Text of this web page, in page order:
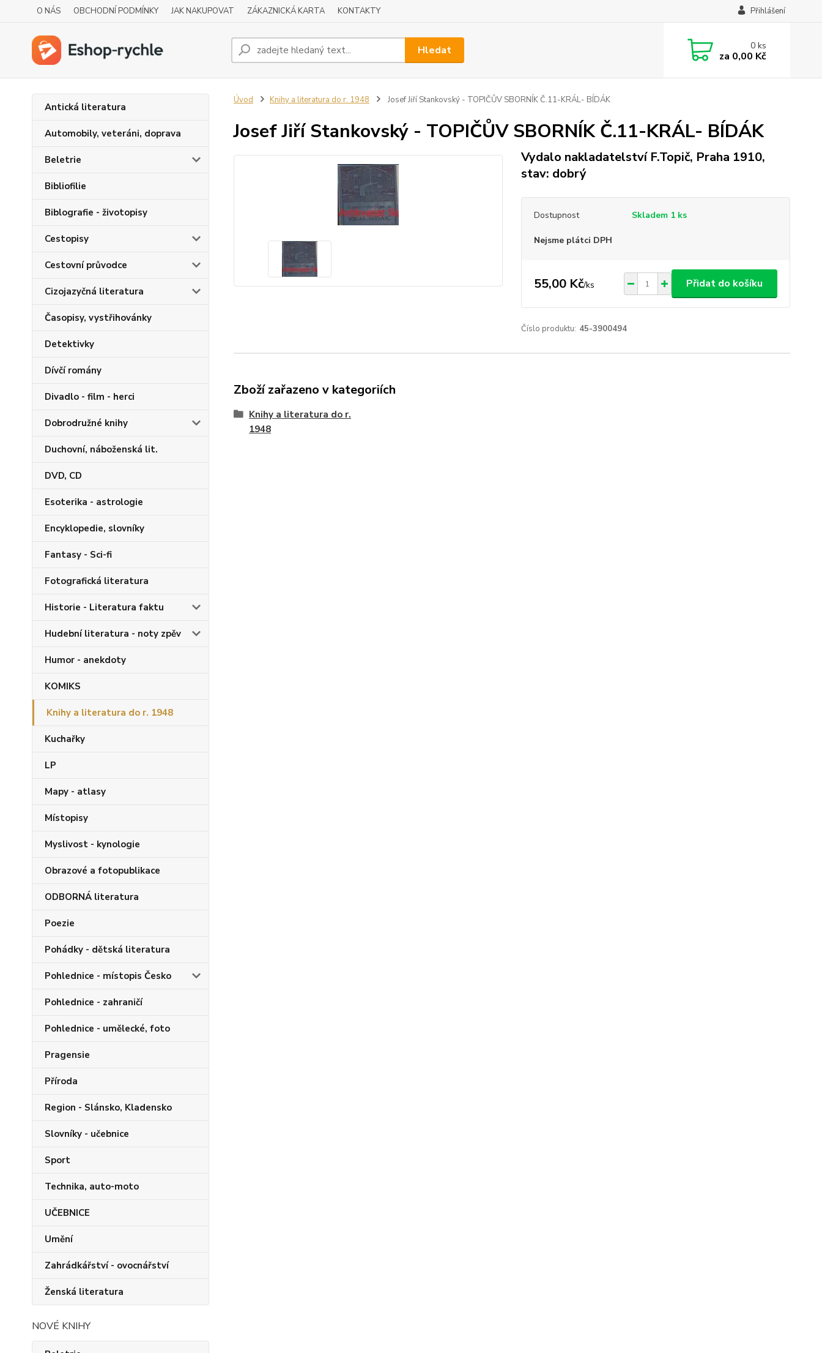
O NÁS OBCHODNÍ PODMÍNKY JAK NAKUPOVAT ZÁKAZNICKÁ KARTA KONTAKTY Přihlášení
Hledat 0ks
za 0,00 Kč
Antická literatura
Automobily, veteráni, doprava
Beletrie
Bibliofilie
Biblografie - životopisy
Cestopisy
Cestovní průvodce
Cizojazyčná literatura
Časopisy, vystřihovánky
Detektivky
Dívčí romány
Divadlo - film - herci
Dobrodružné knihy
Duchovní, náboženská lit.
DVD, CD
Esoterika - astrologie
Encyklopedie, slovníky
Fantasy - Sci-fi
Fotografická literatura
Historie - Literatura faktu
Hudební literatura - noty zpěv
Humor - anekdoty
KOMIKS
Knihy a literatura do r. 1948
Kuchařky
LP
Mapy - atlasy
Místopisy
Myslivost - kynologie
Obrazové a fotopublikace
ODBORNÁ literatura
Poezie
Pohádky - dětská literatura
Pohlednice - místopis Česko
Pohlednice - zahraničí
Pohlednice - umělecké, foto
Pragensie
Příroda
Region - Slánsko, Kladensko
Slovníky - učebnice
Sport
Technika, auto-moto
UČEBNICE
Umění
Zahrádkářství - ovocnářství
Ženská literatura
NOVÉ KNIHY
Úvod Knihy a literatura do r. 1948 Josef Jiří Stankovský - TOPIČŮV SBORNÍK Č.11-KRÁL- BÍDÁK
Josef Jiří Stankovský - TOPIČŮV SBORNÍK Č.11-KRÁL- BÍDÁK
Vydalo nakladatelství F.Topič, Praha 1910,
stav: dobrý
Dostupnost Skladem 1 ks
Nejsme plátci DPH
55,00 Kč/ks Přidat do košíku
Číslo produktu: 45-3900494
Zboží zařazeno v kategoriích
Knihy a literatura do r.
1948